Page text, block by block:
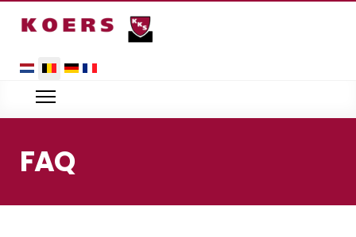
Selecteer uw taal
FAQ